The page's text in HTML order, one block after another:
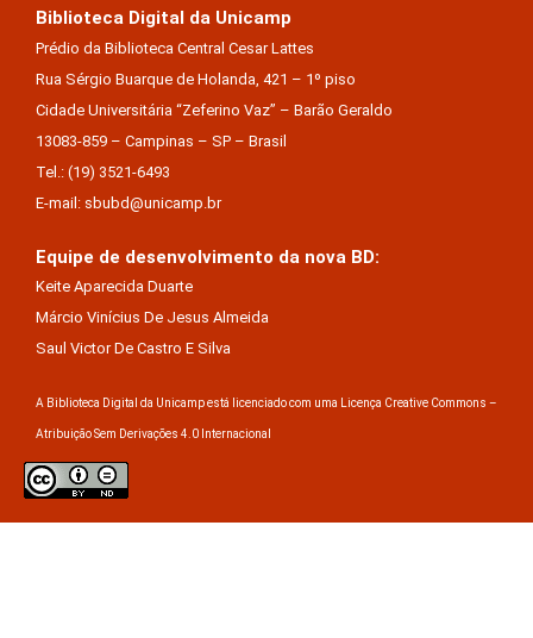
Biblioteca Digital da Unicamp
Prédio da Biblioteca Central Cesar Lattes
Rua Sérgio Buarque de Holanda, 421 – 1º piso
Cidade Universitária “Zeferino Vaz” – Barão Geraldo
13083-859 – Campinas – SP – Brasil
Tel.: (19) 3521-6493
E-mail: sbubd@unicamp.br
Equipe de desenvolvimento da nova BD:
Keite Aparecida Duarte
Márcio Vinícius De Jesus Almeida
Saul Victor De Castro E Silva
A Biblioteca Digital da Unicamp está licenciado com uma Licença Creative Commons –
Atribuição Sem Derivações 4.0 Internacional